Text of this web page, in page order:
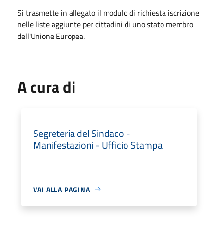
Si trasmette in allegato il modulo di richiesta iscrizione
nelle liste aggiunte per cittadini di uno stato membro
dell'Unione Europea.
A cura di
Segreteria del Sindaco -
Manifestazioni - Ufficio Stampa
VAI ALLA PAGINA